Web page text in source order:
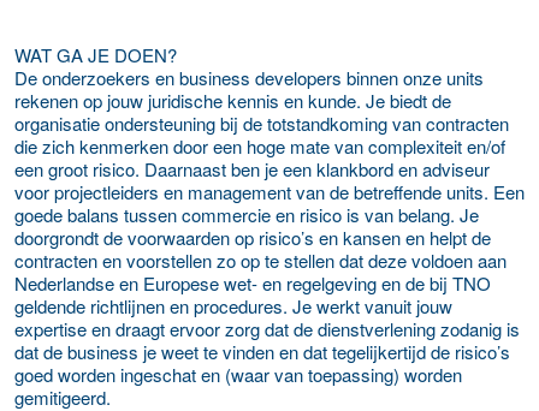
WAT GA JE DOEN?
De onderzoekers en business developers binnen onze units
rekenen op jouw juridische kennis en kunde. Je biedt de
organisatie ondersteuning bij de totstandkoming van contracten
die zich kenmerken door een hoge mate van complexiteit en/of
een groot risico. Daarnaast ben je een klankbord en adviseur
voor projectleiders en management van de betreffende units. Een
goede balans tussen commercie en risico is van belang. Je
doorgrondt de voorwaarden op risico’s en kansen en helpt de
contracten en voorstellen zo op te stellen dat deze voldoen aan
Nederlandse en Europese wet- en regelgeving en de bij TNO
geldende richtlijnen en procedures. Je werkt vanuit jouw
expertise en draagt ervoor zorg dat de dienstverlening zodanig is
dat de business je weet te vinden en dat tegelijkertijd de risico’s
goed worden ingeschat en (waar van toepassing) worden
gemitigeerd.